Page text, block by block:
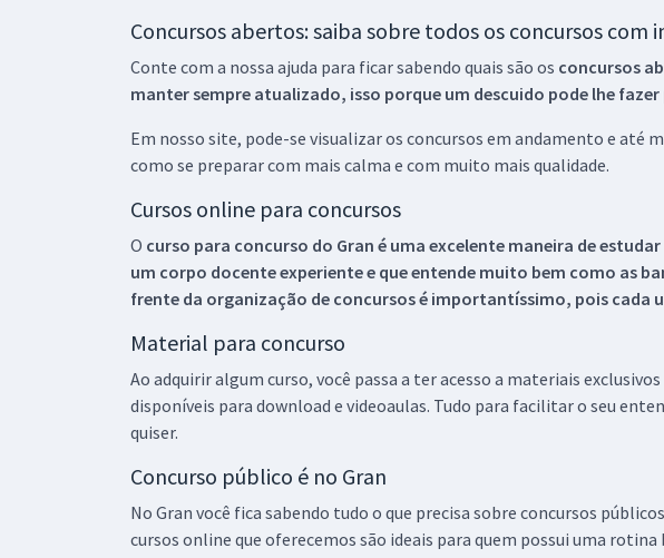
Concursos abertos: saiba sobre todos os concursos com
Conte com a nossa ajuda para ficar sabendo quais são os concursos
manter sempre atualizado, isso porque um descuido pode lhe
Em nosso site, pode-se visualizar os concursos em andamento e até
como se preparar com mais calma e com muito mais qualidade.
Cursos online para concursos
O curso para concurso do Gran é uma excelente maneira de
um corpo docente experiente e que entende muito bem como as
frente da organização de concursos é importantíssimo, pois cada
Material para concurso
Ao adquirir algum curso, você passa a ter acesso a materiais
disponíveis para download e videoaulas. Tudo para facilitar o seu
quiser.
Concurso público é no Gran
No Gran você fica sabendo tudo o que precisa sobre concursos
cursos online que oferecemos são ideais para quem possui uma